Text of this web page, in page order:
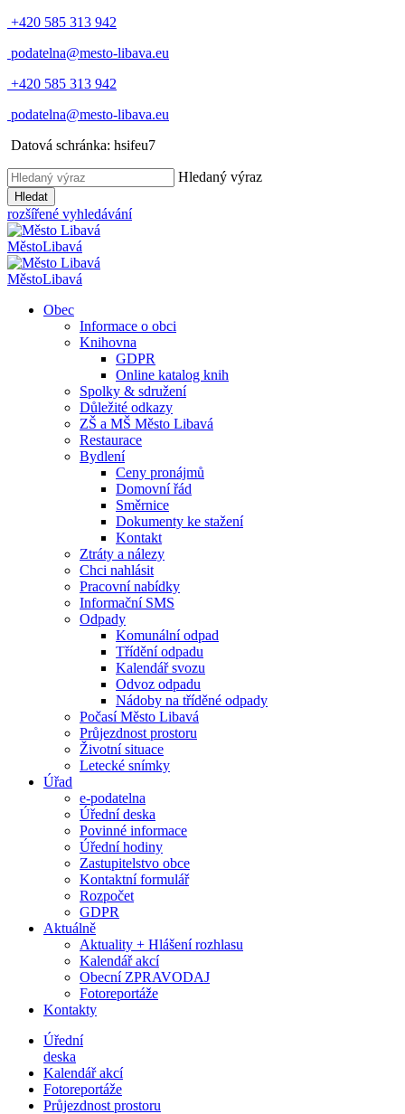
+420 585 313 942
podatelna@mesto-libava.eu
+420 585 313 942
podatelna@mesto-libava.eu
Datová schránka: hsifeu7
Hledaný výraz
Hledat
rozšířené vyhledávání
MěstoLibavá
MěstoLibavá
Obec
Informace o obci
Knihovna
GDPR
Online katalog knih
Spolky & sdružení
Důležité odkazy
ZŠ a MŠ Město Libavá
Restaurace
Bydlení
Ceny pronájmů
Domovní řád
Směrnice
Dokumenty ke stažení
Kontakt
Ztráty a nálezy
Chci nahlásit
Pracovní nabídky
Informační SMS
Odpady
Komunální odpad
Třídění odpadu
Kalendář svozu
Odvoz odpadu
Nádoby na tříděné odpady
Počasí Město Libavá
Průjezdnost prostoru
Životní situace
Letecké snímky
Úřad
e-podatelna
Úřední deska
Povinné informace
Úřední hodiny
Zastupitelstvo obce
Kontaktní formulář
Rozpočet
GDPR
Aktuálně
Aktuality + Hlášení rozhlasu
Kalendář akcí
Obecní ZPRAVODAJ
Fotoreportáže
Kontakty
Úřední
deska
Kalendář akcí
Fotoreportáže
Průjezdnost prostoru